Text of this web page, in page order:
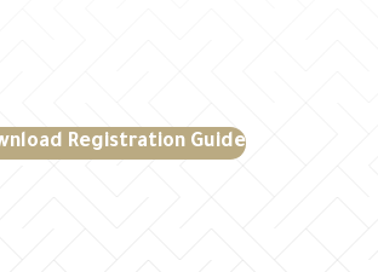
Registration Guide